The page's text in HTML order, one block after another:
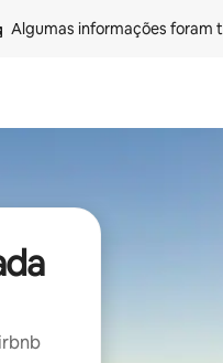
Algumas informações